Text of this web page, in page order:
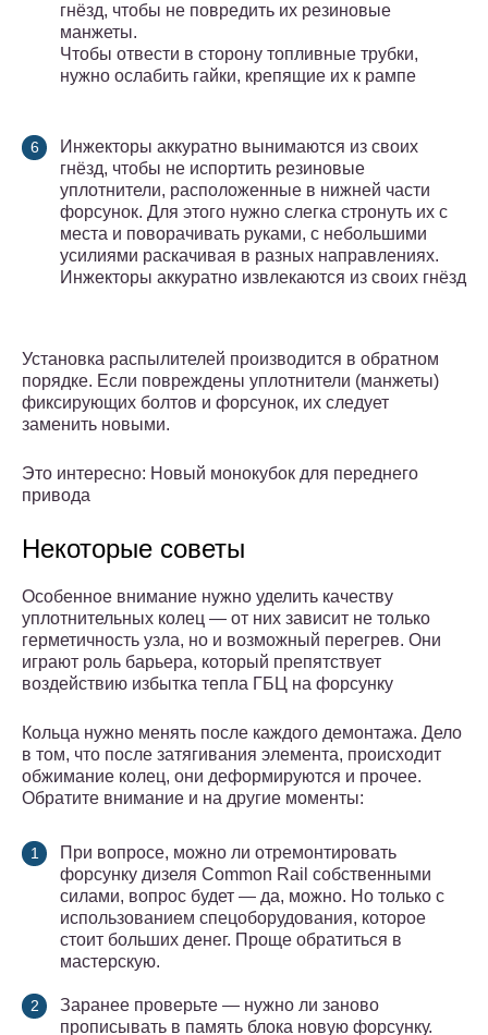
гнёзд, чтобы не повредить их резиновые
манжеты.
Чтобы отвести в сторону топливные трубки,
нужно ослабить гайки, крепящие их к рампе
Инжекторы аккуратно вынимаются из своих
гнёзд, чтобы не испортить резиновые
уплотнители, расположенные в нижней части
форсунок. Для этого нужно слегка стронуть их с
места и поворачивать руками, с небольшими
усилиями раскачивая в разных направлениях.
Инжекторы аккуратно извлекаются из своих гнёзд
Установка распылителей производится в обратном
порядке. Если повреждены уплотнители (манжеты)
фиксирующих болтов и форсунок, их следует
заменить новыми.
Это интересно: Новый монокубок для переднего
привода
Некоторые советы
Особенное внимание нужно уделить качеству
уплотнительных колец — от них зависит не только
герметичность узла, но и возможный перегрев. Они
играют роль барьера, который препятствует
воздействию избытка тепла ГБЦ на форсунку
Кольца нужно менять после каждого демонтажа. Дело
в том, что после затягивания элемента, происходит
обжимание колец, они деформируются и прочее.
Обратите внимание и на другие моменты:
При вопросе, можно ли отремонтировать
форсунку дизеля Common Rail собственными
силами, вопрос будет — да, можно. Но только с
использованием спецоборудования, которое
стоит больших денег. Проще обратиться в
мастерскую.
Заранее проверьте — нужно ли заново
прописывать в память блока новую форсунку.